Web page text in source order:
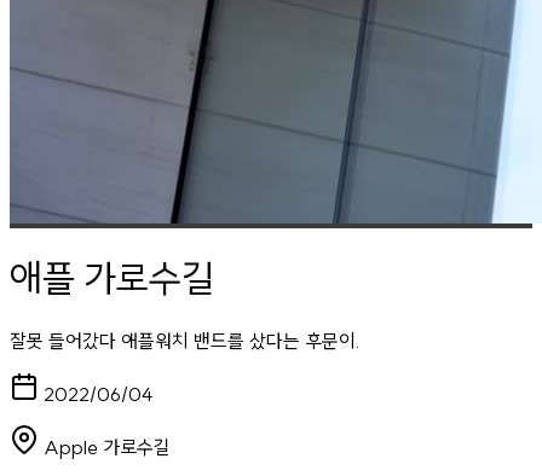
애플 가로수길
잘못 들어갔다 애플워치 밴드를 샀다는 후문이.
2022/06/04
Apple 가로수길